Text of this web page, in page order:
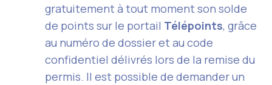
gratuitement à tout moment son solde
de points sur le portail Télépoints, grâce
au numéro de dossier et au code
confidentiel délivrés lors de la remise du
permis. Il est possible de demander un